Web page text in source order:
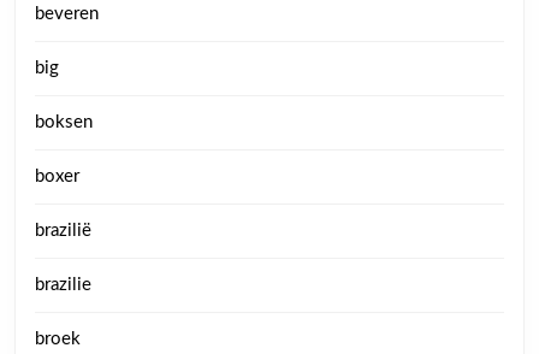
beveren
big
boksen
boxer
brazilië
brazilie
broek